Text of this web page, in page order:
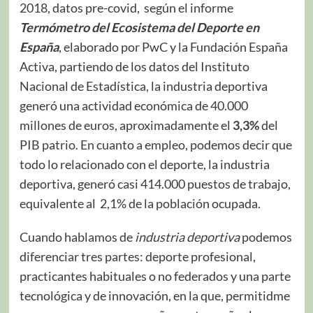
2018, datos pre-covid, según el informe
Termómetro del Ecosistema del Deporte en
España, elaborado por PwC y la Fundación España
Activa, partiendo de los datos del Instituto
Nacional de Estadística, la industria deportiva
generó una actividad económica de 40.000
millones de euros, aproximadamente el 3,3%del
PIB patrio. En cuanto a empleo, podemos decir que
todo lo relacionado con el deporte, la industria
deportiva, generó casi 414.000 puestos de trabajo,
equivalente al 2,1% de la población ocupada.
Cuando hablamos deindustria deportivapodemos
diferenciar tres partes: deporte profesional,
practicantes habituales o no federados y una parte
tecnológica y de innovación, en la que, permitidme